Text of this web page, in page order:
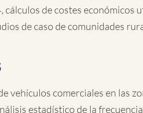
de costes económicos
de caso de comunidades
vehículos comerciales en las
estadístico de la